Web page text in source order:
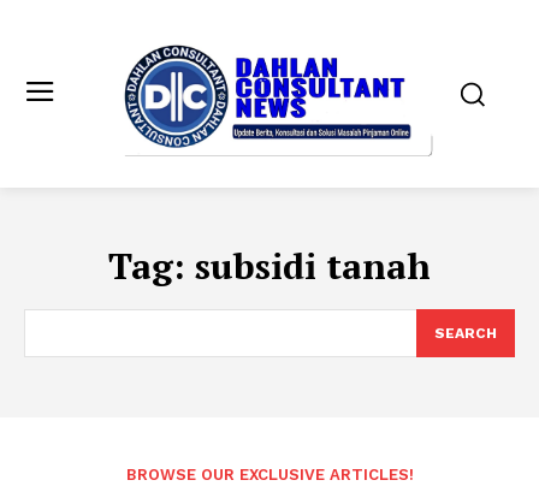
Tag: subsidi tanah
SEARCH
BROWSE OUR EXCLUSIVE ARTICLES!